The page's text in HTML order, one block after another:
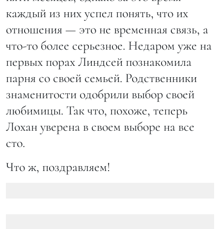
каждый из них успел понять, что их
отношения — это не временная связь, а
что-то более серьезное. Недаром уже на
первых порах Линдсей познакомила
парня со своей семьей. Родственники
знаменитости одобрили выбор своей
любимицы. Так что, похоже, теперь
Лохан уверена в своем выборе на все
сто.
Что ж, поздравляем!